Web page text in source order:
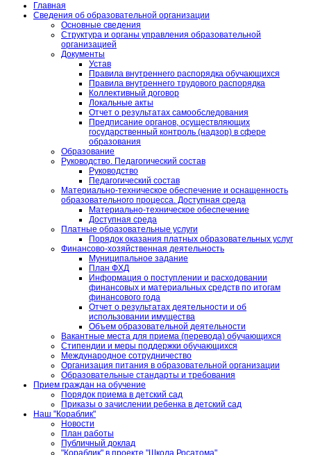
Главная
Сведения об образовательной организации
Основные сведения
Структура и органы управления образовательной
организацией
Документы
Устав
Правила внутреннего распорядка обучающихся
Правила внутреннего трудового распорядка
Коллективный договор
Локальные акты
Отчет о результатах самообследования
Предписание органов, осуществляющих
государственный контроль (надзор) в сфере
образования
Образование
Руководство. Педагогический состав
Руководство
Педагогический состав
Материально-техническое обеспечение и оснащенность
образовательного процесса. Доступная среда
Материально-техническое обеспечение
Доступная среда
Платные образовательные услуги
Порядок оказания платных образовательных услуг
Финансово-хозяйственная деятельность
Муниципальное задание
План ФХД
Информация о поступлении и расходовании
финансовых и материальных средств по итогам
финансового года
Отчет о результатах деятельности и об
использовании имущества
Объем образовательной деятельности
Вакантные места для приема (перевода) обучающихся
Стипендии и меры поддержки обучающихся
Международное сотрудничество
Организация питания в образовательной организации
Образовательные стандарты и требования
Прием граждан на обучение
Порядок приема в детский сад
Приказы о зачислении ребенка в детский сад
Наш "Кораблик"
Новости
План работы
Публичный доклад
"Кораблик" в проекте "Школа Росатома"